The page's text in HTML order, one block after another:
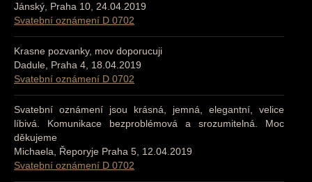
Jánský, Praha 10, 24.04.2019
Svatební oznámení D 0702
Krasne pozvanky, mov doporucuji
Dadule, Praha 4, 18.04.2019
Svatební oznámení D 0702
Svatební oznámení jsou krásná, jemná, elegantní, velice
líbivá. Komunikace bezproblémová a srozumitelná. Moc
děkujeme
Michaela, Řeporyje Praha 5, 12.04.2019
Svatební oznámení D 0702